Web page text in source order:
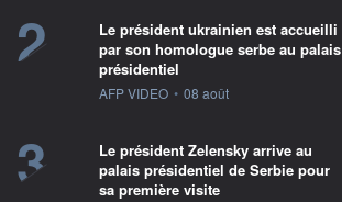
2
Le président ukrainien est accueilli
par son homologue serbe au palais
présidentiel
information fournie par
AFP VIDEO • 08 août
3
Le président Zelensky arrive au
palais présidentiel de Serbie pour
sa première visite